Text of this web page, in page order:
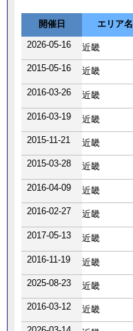
開催日 エリア名
2026-05-16
近畿
2015-05-16
近畿
2016-03-26 近畿
2016-03-19 近畿
2015-11-21
近畿
2015-03-28
近畿
2016-04-09 近畿
2016-02-27
近畿
2017-05-13 近畿
2016-11-19 近畿
2025-08-23
近畿
2016-03-12
近畿